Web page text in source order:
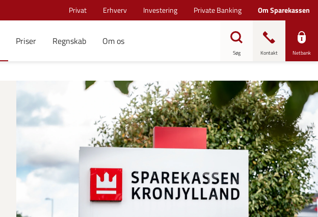
Privat Erhverv Investering Private Banking Om Sparekassen
Priser Regnskab Om os
Søg Kontakt Netbank